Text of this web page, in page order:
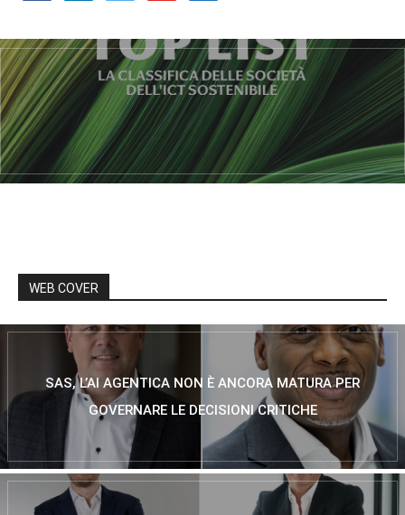
WEB COVER
SAS, L’AI AGENTICA NON È ANCORA MATURA PER
GOVERNARE LE DECISIONI CRITICHE